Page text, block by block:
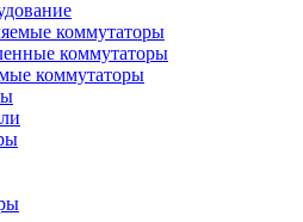
коммутаторы
коммутаторы
коммутаторы